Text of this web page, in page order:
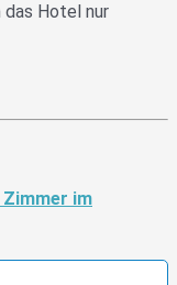
das Hotel nur
im